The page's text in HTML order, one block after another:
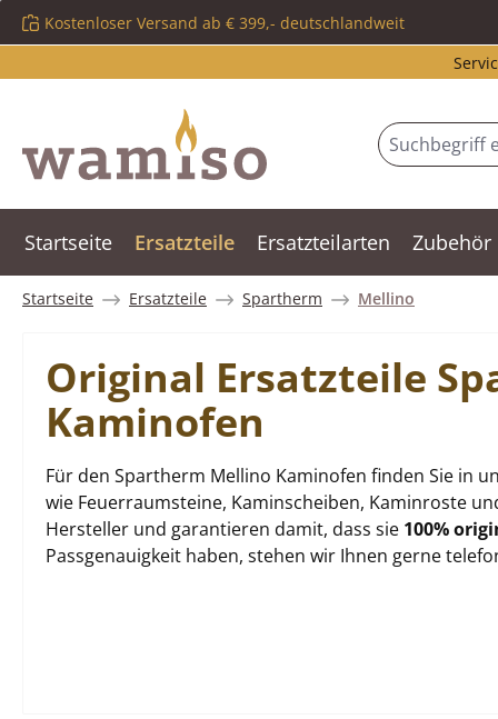
Hauptinhalt springen
Zur Suche springen
Zur Hauptnavigation springen
Kostenloser Versand ab € 399,- deutschlandweit
Startseite Ersatzteile Ersatzteilarten Zubehör
Startseite Ersatzteile Spartherm Mellino
Original Ersatzteile
Kaminofen
Für den Spartherm Mellino Kaminofen finden Sie in
wie Feuerraumsteine, Kaminscheiben, Kaminroste
Hersteller und garantieren damit, dass sie 100%
Passgenauigkeit haben, stehen wir Ihnen gerne